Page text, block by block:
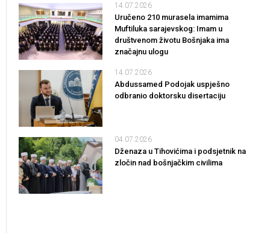
14.07.2026
Uručeno 210 murasela imamima
Muftiluka sarajevskog: Imam u
društvenom životu Bošnjaka ima
značajnu ulogu
14.07.2026
Abdussamed Podojak uspješno
odbranio doktorsku disertaciju
04.07.2026
Dženaza u Tihovićima i podsjetnik na
zločin nad bošnjačkim civilima